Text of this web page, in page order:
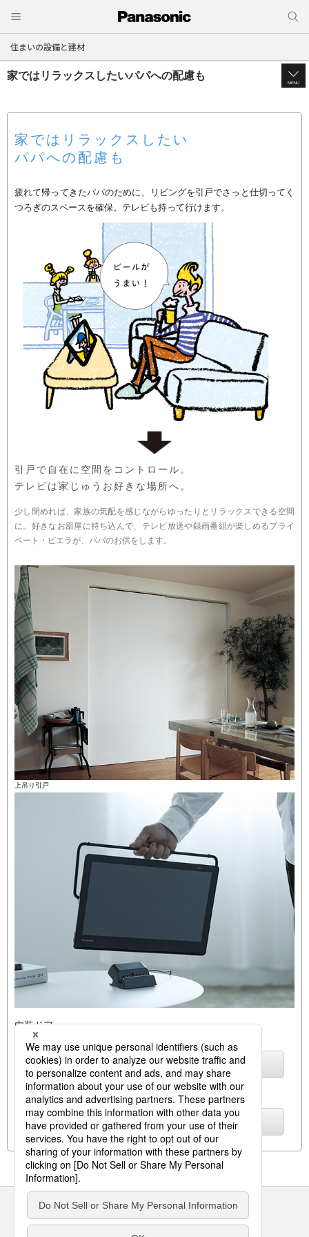
住まいの設備と建材
家ではリラックスしたいパパへの配慮も
MENU
家ではリラックスしたい
パパへの配慮も
疲れて帰ってきたパパのために、リビングを引戸でさっと仕切ってく
つろぎのスペースを確保。テレビも持って行けます。
引戸で自在に空間をコントロール。
テレビは家じゅうお好きな場所へ。
少し閉めれば、家族の気配を感じながらゆったりとリラックスできる空間
に。好きなお部屋に持ち込んで、テレビ放送や録画番組が楽しめるプライ
ベート・ビエラが、パパのお供をします。
上吊り引戸
内装ドア
上吊り引戸
詳しくはこちら
プライベート・ビエラ
詳しくはこちら
サイトのご利用にあたって
クッキーポリシー
個人情報保護方針
パナソニック ホールディングス